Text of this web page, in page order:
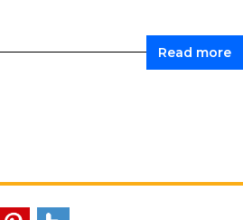
Read more